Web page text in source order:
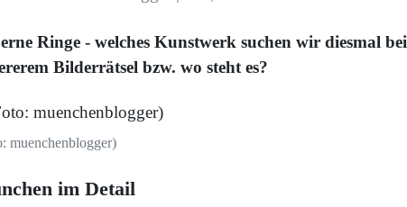
Ringe - welches Kunstwerk suchen wir diesmal bei
Bilderrätsel bzw. wo steht es?
muenchenblogger)
im Detail